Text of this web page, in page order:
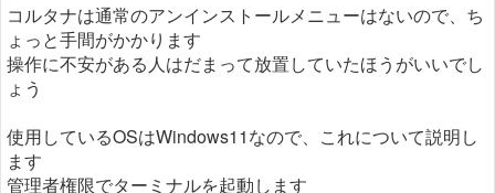
コルタナは通常のアンインストールメニューはないので、ち
ょっと手間がかかります
操作に不安がある人はだまって放置していたほうがいいでし
ょう
使用しているOSはWindows11なので、これについて説明し
ます
管理者権限でターミナルを起動します